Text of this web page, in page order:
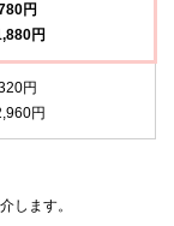
円
円
円
円
します。